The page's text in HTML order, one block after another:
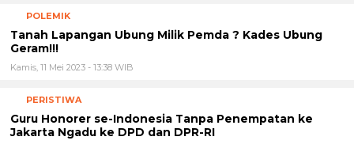
Tanah Lapangan Ubung Milik Pemda ? Kades Ubung
Geram!!!
Kamis, 11 Mei 2023 - 13:38 WIB
Guru Honorer se-Indonesia Tanpa Penempatan ke
Jakarta Ngadu ke DPD dan DPR-RI
Kamis, 11 Mei 2023 - 12:44 WIB